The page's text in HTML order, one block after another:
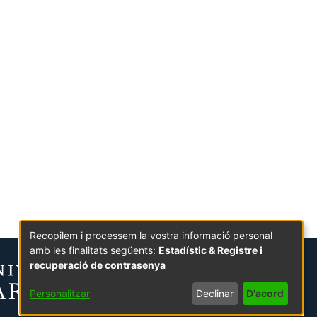
Recopilem i processem la vostra informació personal
amb les finalitats següents: Estadístic & Registre i
recuperació de contrasenya
Personalitzar Declinar D'acord